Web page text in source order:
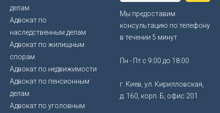
делам
Адвокат по
наследственным делам
Адвокат по жилищным
спорам
Адвокат по недвижимости
Адвокат по пенсионным
делам
Адвокат по уголовным
Мы предоставим
консультацию по телефону
в течении 5 минут
Пн - Пт с 9:00 до 18:00
г. Киев, ул. Кирилловская,
д. 160, корп. Б, офис 201